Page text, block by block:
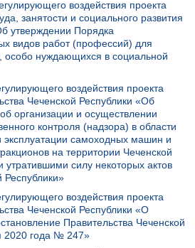
воздействия проекта
занятости и социального развития
утверждении Порядка
видов работ (профессий) для
особо нуждающихся в социальной
воздействия проекта
Чеченской Республики «Об
организации и осуществлении
контроля (надзора) в области
эксплуатации самоходных машин и
на территории Чеченской
утратившими силу некоторых актов
Республики»
воздействия проекта
Чеченской Республики «О
Правительства Чеченской
2020 года № 247»